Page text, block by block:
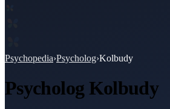
Psychopedia›Psycholog›Kolbudy
Psycholog Kolbudy